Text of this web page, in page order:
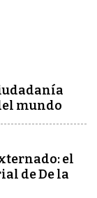
mundo
el
de De la